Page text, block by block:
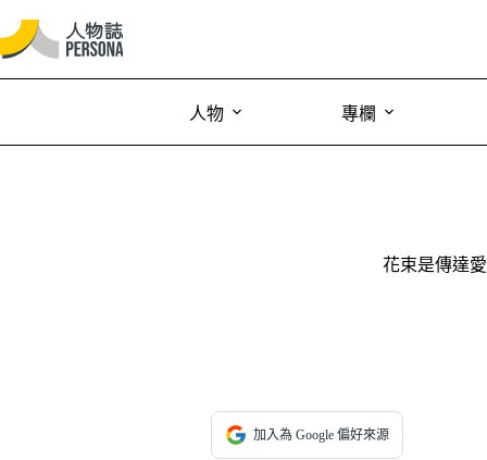
人物 專欄
花束是傳達
加入為 Google 偏好來源